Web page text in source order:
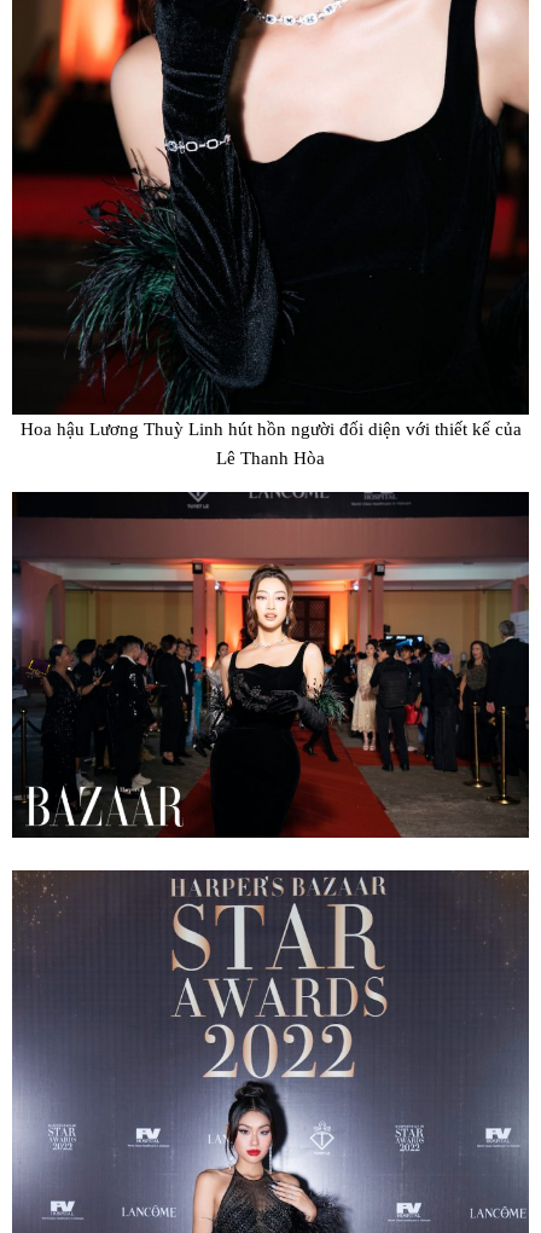
Hoa hậu Lương Thuỳ Linh hút hồn người đối diện với thiết kế của
Lê Thanh Hòa